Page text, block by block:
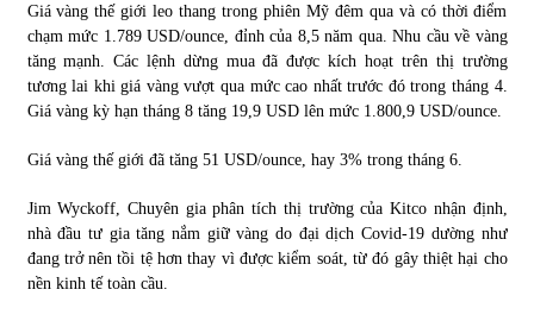
Chứng khoán ngày 30/5/2022: Top 10 cổ phiếu nổi bật
31/05/2022
vốn hóa
Chứng khoán ngày 12/10/2021: Top 10 cổ phiếu nổi bật
13/10/2021
Giá vàng thế giới leo thang trong phiên Mỹ đêm qua và có thời điểm
chạm mức 1.789 USD/ounce, đỉnh của 8,5 năm qua. Nhu cầu về vàng
tăng mạnh. Các lệnh dừng mua đã được kích hoạt trên thị trường
tương lai khi giá vàng vượt qua mức cao nhất trước đó trong tháng 4.
Giá vàng kỳ hạn tháng 8 tăng 19,9 USD lên mức 1.800,9 USD/ounce.
Giá vàng thế giới đã tăng 51 USD/ounce, hay 3% trong tháng 6.
Jim Wyckoff, Chuyên gia phân tích thị trường của Kitco nhận định,
nhà đầu tư gia tăng nắm giữ vàng do đại dịch Covid-19 dường như
đang trở nên tồi tệ hơn thay vì được kiểm soát, từ đó gây thiệt hại cho
nền kinh tế toàn cầu.